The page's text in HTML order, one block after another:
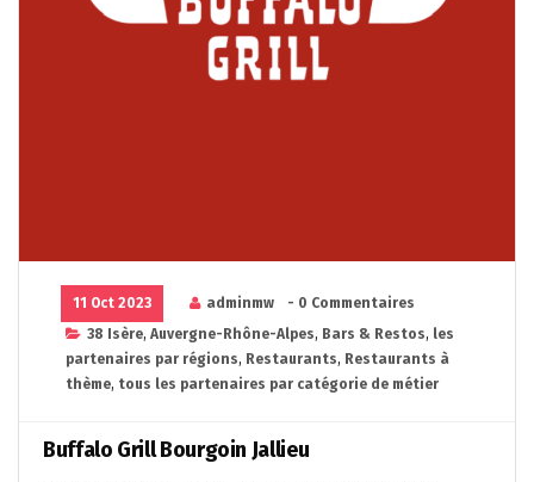
11 Oct 2023 adminmw
- 0 Commentaires
38 Isère, Auvergne-Rhône-Alpes, Bars & Restos, les
partenaires par régions, Restaurants, Restaurants à
thème, tous les partenaires par catégorie de métier
Buffalo Grill Bourgoin Jallieu